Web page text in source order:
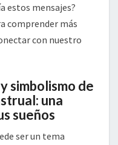
estos mensajes?
comprender más
con nuestro
simbolismo de
una
sueños
ser un tema